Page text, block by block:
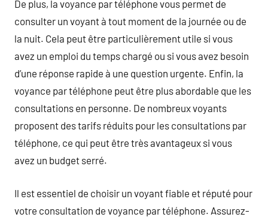
De plus, la voyance par téléphone vous permet de
consulter un voyant à tout moment de la journée ou de
la nuit. Cela peut être particulièrement utile si vous
avez un emploi du temps chargé ou si vous avez besoin
d’une réponse rapide à une question urgente. Enfin, la
voyance par téléphone peut être plus abordable que les
consultations en personne. De nombreux voyants
proposent des tarifs réduits pour les consultations par
téléphone, ce qui peut être très avantageux si vous
avez un budget serré.
Il est essentiel de choisir un voyant fiable et réputé pour
votre consultation de voyance par téléphone. Assurez-